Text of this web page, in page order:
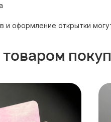
и оформление открытки